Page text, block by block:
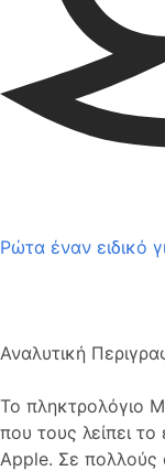
Ρώτα έναν ειδικό
Αναλυτική
Το πληκτρολόγιο
που τους λείπει
Apple. Σε πολλούς